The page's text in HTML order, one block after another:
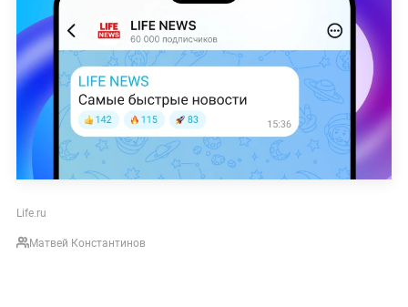
Life.ru
Матвей Константинов